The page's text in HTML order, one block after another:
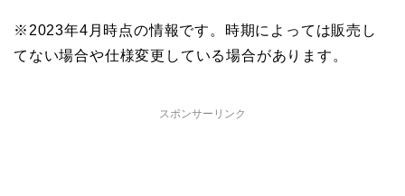
※2023年4月時点の情報です。時期によっては販売し
てない場合や仕様変更している場合があります。
スポンサーリンク